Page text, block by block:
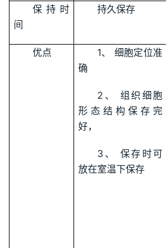
保持时
间
持久保存
优点
1、 细胞定位准
确
2、 组织细胞
形态结构保存完
好，
3、 保存时可
放在室温下保存